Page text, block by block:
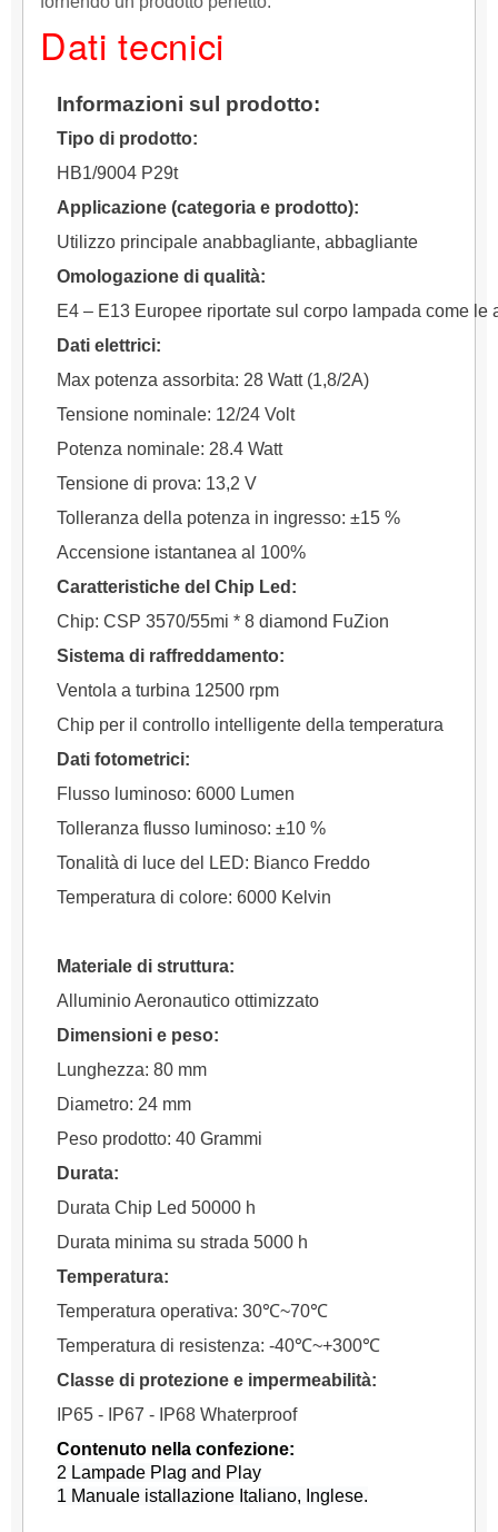
Dati tecnici
Informazioni sul prodotto:
Tipo di prodotto:
HB1/9004 P29t
Applicazione (categoria e prodotto):
Utilizzo principale anabbagliante, abbagliante
Omologazione di qualità:
E4 – E13 Europee riportate sul corpo lampada come le
Dati elettrici:
Max potenza assorbita: 28 Watt (1,8/2A)
Tensione nominale: 12/24 Volt
Potenza nominale: 28.4 Watt
Tensione di prova: 13,2 V
Tolleranza della potenza in ingresso: ±15 %
Accensione istantanea al 100%
Caratteristiche del Chip Led:
Chip: CSP 3570/55mi * 8 diamond FuZion
Sistema di raffreddamento:
Ventola a turbina 12500 rpm
Chip per il controllo intelligente della temperatura
Dati fotometrici:
Flusso luminoso: 6000 Lumen
Tolleranza flusso luminoso: ±10 %
Tonalità di luce del LED: Bianco Freddo
Temperatura di colore: 6000 Kelvin
Materiale di struttura:
Alluminio Aeronautico ottimizzato
Dimensioni e peso:
Lunghezza: 80 mm
Diametro: 24 mm
Peso prodotto: 40 Grammi
Durata:
Durata Chip Led 50000 h
Durata minima su strada 5000 h
Temperatura:
Temperatura operativa: 30℃~70℃
Temperatura di resistenza: -40℃~+300℃
Classe di protezione e impermeabilità:
IP65 - IP67 - IP68 Whaterproof
Contenuto nella confezione:
2 Lampade Plag and Play
1 Manuale istallazione Italiano, Inglese.